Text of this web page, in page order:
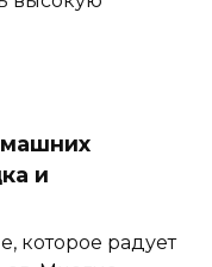
и
которое радует